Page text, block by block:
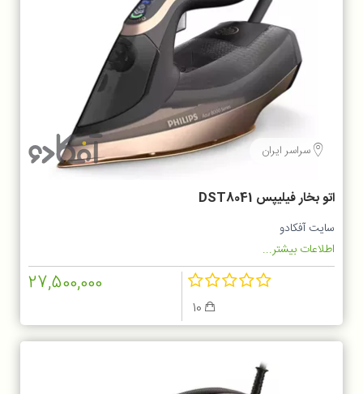
سراسر ایران
اتو بخار فیلیپس DST8041
سایت آفکادو
اطلاعات بیشتر...
10
27,500,000